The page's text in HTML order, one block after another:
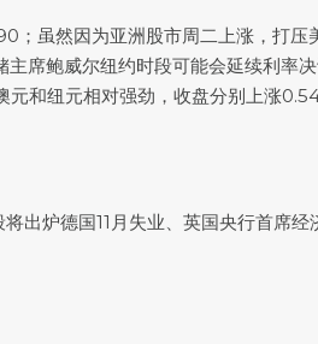
虽然因为亚洲股市周二上涨，打压
席鲍威尔纽约时段可能会延续利率
和纽元相对强劲，收盘分别上涨
出炉德国11月失业、英国央行首席